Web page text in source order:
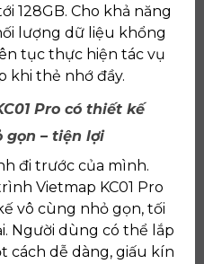
128GB. Cho khả năng
lượng dữ liệu khổng
tục thực hiện tác vụ
khi thẻ nhớ đầy.
Pro có thiết kế
gọn – tiện lợi
đi trước của mình.
Vietmap KC01 Pro
vô cùng nhỏ gọn, tối
Người dùng có thể lắp
cách dễ dàng, giấu kín